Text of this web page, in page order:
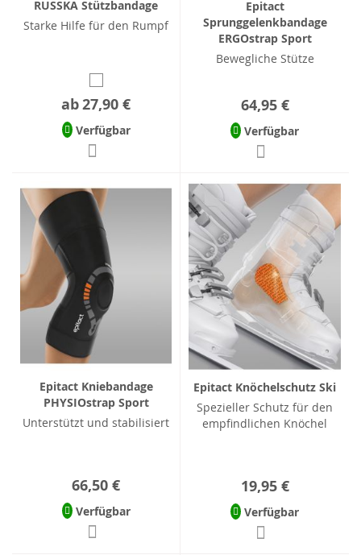
RUSSKA Stützbandage
Starke Hilfe für den Rumpf
ab27,90 €
Verfügbar
Epitact
Sprunggelenkbandage
ERGOstrap Sport
Bewegliche Stütze
64,95 €
Verfügbar
Epitact Kniebandage
PHYSIOstrap Sport
Unterstützt und stabilisiert
66,50 €
Verfügbar
Epitact Knöchelschutz Ski
Spezieller Schutz für den
empfindlichen Knöchel
19,95 €
Verfügbar